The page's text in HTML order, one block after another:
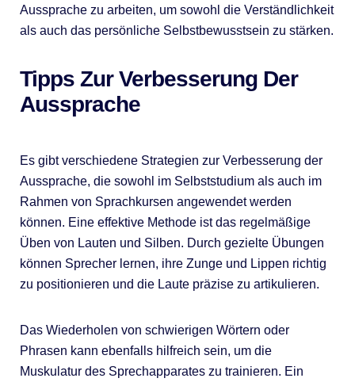
Aussprache zu arbeiten, um sowohl die Verständlichkeit
als auch das persönliche Selbstbewusstsein zu stärken.
Tipps Zur Verbesserung Der
Aussprache
Es gibt verschiedene Strategien zur Verbesserung der
Aussprache, die sowohl im Selbststudium als auch im
Rahmen von Sprachkursen angewendet werden
können. Eine effektive Methode ist das regelmäßige
Üben von Lauten und Silben. Durch gezielte Übungen
können Sprecher lernen, ihre Zunge und Lippen richtig
zu positionieren und die Laute präzise zu artikulieren.
Das Wiederholen von schwierigen Wörtern oder
Phrasen kann ebenfalls hilfreich sein, um die
Muskulatur des Sprechapparates zu trainieren. Ein